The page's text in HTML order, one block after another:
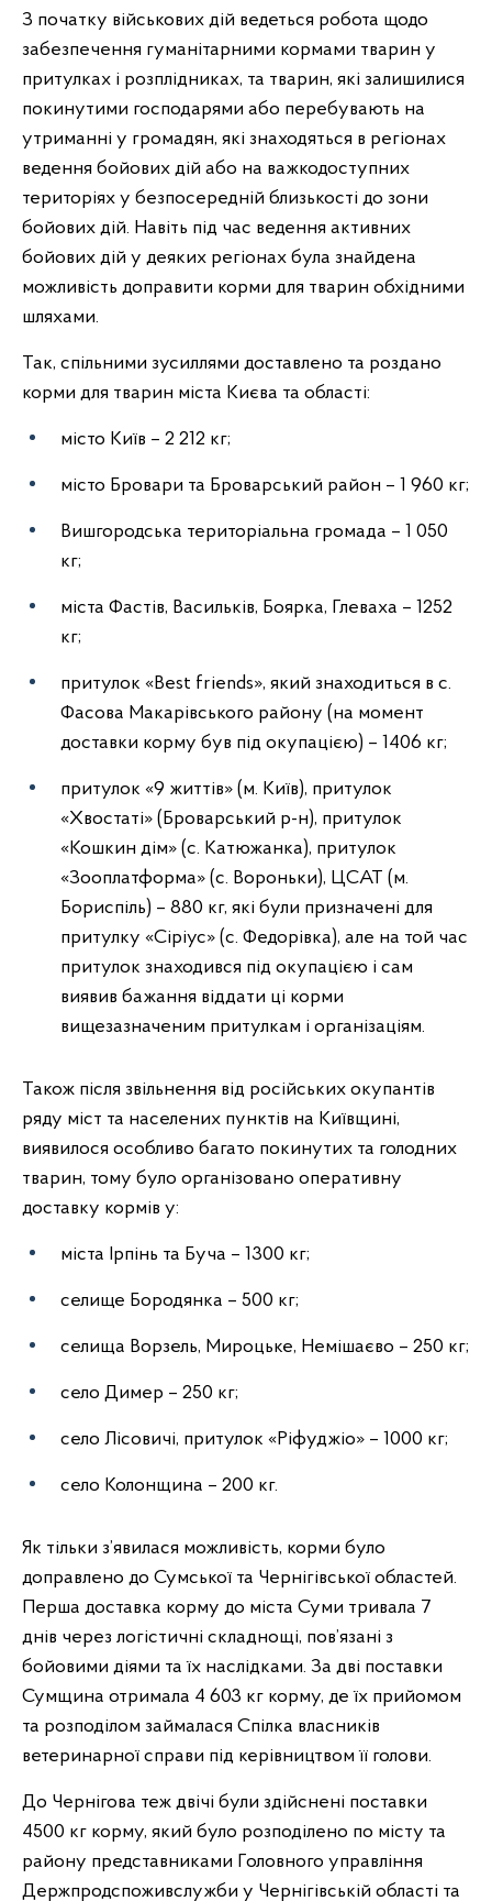
З початку військових дій ведеться робота щодо
забезпечення гуманітарними кормами тварин у
притулках і розплідниках, та тварин, які залишилися
покинутими господарями або перебувають на
утриманні у громадян, які знаходяться в регіонах
ведення бойових дій або на важкодоступних
територіях у безпосередній близькості до зони
бойових дій. Навіть під час ведення активних
бойових дій у деяких регіонах була знайдена
можливість доправити корми для тварин обхідними
шляхами.
Так, спільними зусиллями доставлено та роздано
корми для тварин міста Києва та області:
місто Київ – 2 212 кг;
місто Бровари та Броварський район – 1 960 кг;
Вишгородська територіальна громада – 1 050
кг;
міста Фастів, Васильків, Боярка, Глеваха – 1252
кг;
притулок «Best friends», який знаходиться в с.
Фасова Макарівського району (на момент
доставки корму був під окупацією) – 1406 кг;
притулок «9 життів» (м. Київ), притулок
«Хвостаті» (Броварський р-н), притулок
«Кошкин дім» (с. Катюжанка), притулок
«Зооплатформа» (с. Вороньки), ЦСАТ (м.
Бориспіль) – 880 кг, які були призначені для
притулку «Сіріус» (с. Федорівка), але на той час
притулок знаходився під окупацією і сам
виявив бажання віддати ці корми
вищезазначеним притулкам і організаціям.
Також після звільнення від російських окупантів
ряду міст та населених пунктів на Київщині,
виявилося особливо багато покинутих та голодних
тварин, тому було організовано оперативну
доставку кормів у:
міста Ірпінь та Буча – 1300 кг;
селище Бородянка – 500 кг;
селища Ворзель, Мироцьке, Немішаєво – 250 кг;
село Димер – 250 кг;
село Лісовичі, притулок «Ріфуджіо» – 1000 кг;
село Колонщина – 200 кг.
Як тільки з’явилася можливість, корми було
доправлено до Сумської та Чернігівської областей.
Перша доставка корму до міста Суми тривала 7
днів через логістичні складнощі, пов’язані з
бойовими діями та їх наслідками. За дві поставки
Сумщина отримала 4 603 кг корму, де їх прийомом
та розподілом займалася Спілка власників
ветеринарної справи під керівництвом її голови.
До Чернігова теж двічі були здійснені поставки
4500 кг корму, який було розподілено по місту та
району представниками Головного управління
Держпродспоживслужби у Чернігівській області та